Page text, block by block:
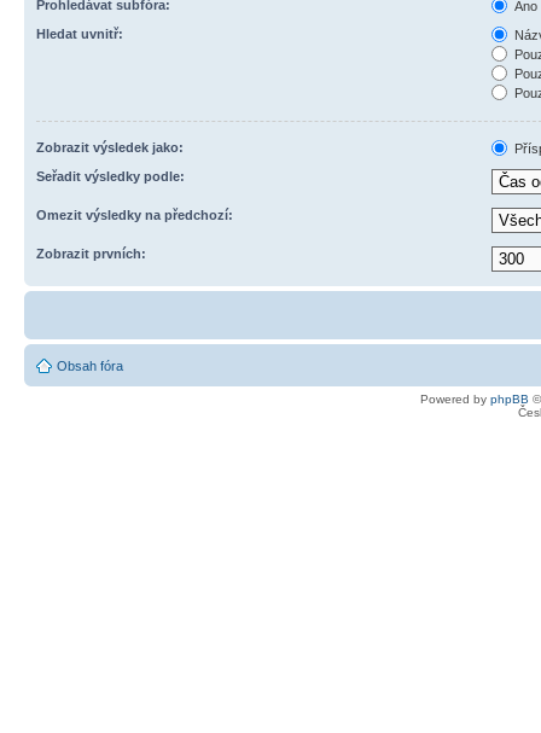
Prohledávat subfóra:
Ano
Hledat uvnitř:
Zobrazit výsledek jako:
Seřadit výsledky podle:
Omezit výsledky na předchozí:
Zobrazit prvních:
Obsah fóra
Powered by phpBB